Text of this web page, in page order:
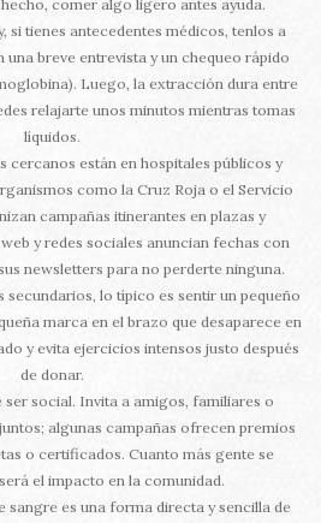
comer algo ligero antes ayuda.
si tienes antecedentes médicos, tenlos a
breve entrevista y un chequeo rápido
Luego, la extracción dura entre
relajarte unos minutos mientras tomas
líquidos.
cercanos están en hospitales públicos y
como la Cruz Roja o el Servicio
campañas itinerantes en plazas y
y redes sociales anuncian fechas con
newsletters para no perderte ninguna.
secundarios, lo típico es sentir un pequeño
marca en el brazo que desaparece en
y evita ejercicios intensos justo después
de donar.
ser social. Invita a amigos, familiares o
algunas campañas ofrecen premios
o certificados. Cuanto más gente se
el impacto en la comunidad.
sangre es una forma directa y sencilla de